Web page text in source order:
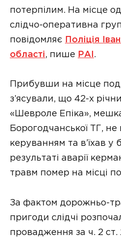
потерпілим. На місце
слідчо-оперативна
повідомляє
Поліція
області, пише РАІ .
Прибувши на місце
з’ясували, що 42-х
«Шевроле Епіка»,
Борогодчанської ТГ, не
керуванням та в’їхав у
результаті аварії
травм помер на місці
За фактом дорожньо-
пригоди слідчі
провадження за ч. 2 ст.